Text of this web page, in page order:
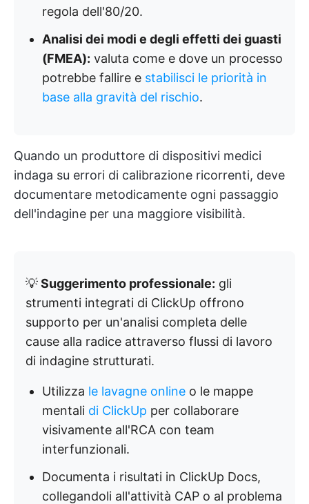
regola dell'80/20.
Analisi dei modi e degli effetti dei guasti
(FMEA): valuta come e dove un processo
potrebbe fallire e stabilisci le priorità in
base alla gravità del rischio.
Quando un produttore di dispositivi medici
indaga su errori di calibrazione ricorrenti, deve
documentare metodicamente ogni passaggio
dell'indagine per una maggiore visibilità.
💡Suggerimento professionale: gli
strumenti integrati di ClickUp offrono
supporto per un'analisi completa delle
cause alla radice attraverso flussi di lavoro
di indagine strutturati.
Utilizza le lavagne online o le mappe
mentali di ClickUp per collaborare
visivamente all'RCA con team
interfunzionali.
Documenta i risultati in ClickUp Docs,
collegandoli all'attività CAP o al problema